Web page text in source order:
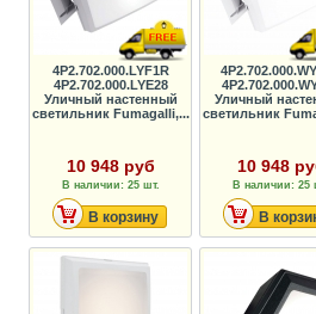
4P2.702.000.LYF1R
4P2.702.000.LYE28
Уличный настенный
светильник Fumagalli,...
10 948 руб
В наличии: 25 шт.
В корзину
Уличный
светильник
10 948
В наличии: 25
В